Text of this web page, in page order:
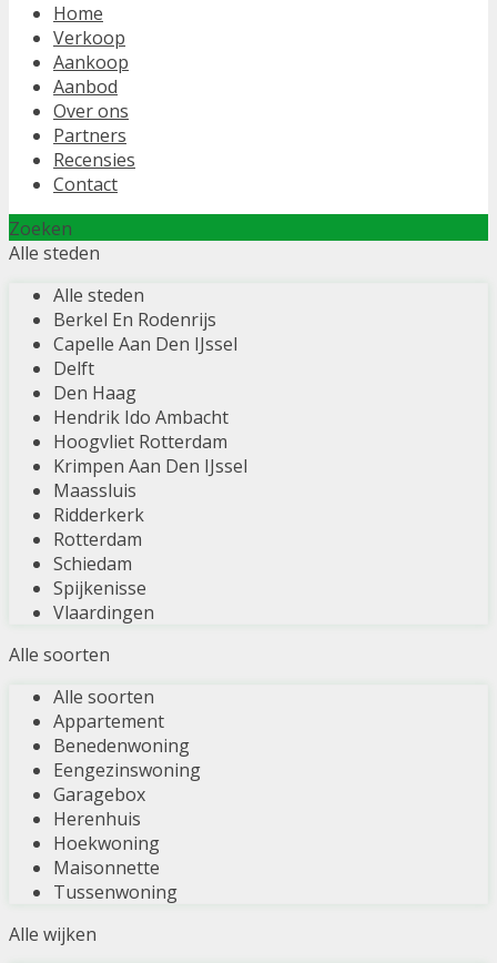
Home
Verkoop
Aankoop
Aanbod
Over ons
Partners
Recensies
Contact
Zoeken
Alle steden
Alle steden
Berkel En Rodenrijs
Capelle Aan Den IJssel
Delft
Den Haag
Hendrik Ido Ambacht
Hoogvliet Rotterdam
Krimpen Aan Den IJssel
Maassluis
Ridderkerk
Rotterdam
Schiedam
Spijkenisse
Vlaardingen
Alle soorten
Alle soorten
Appartement
Benedenwoning
Eengezinswoning
Garagebox
Herenhuis
Hoekwoning
Maisonnette
Tussenwoning
Alle wijken